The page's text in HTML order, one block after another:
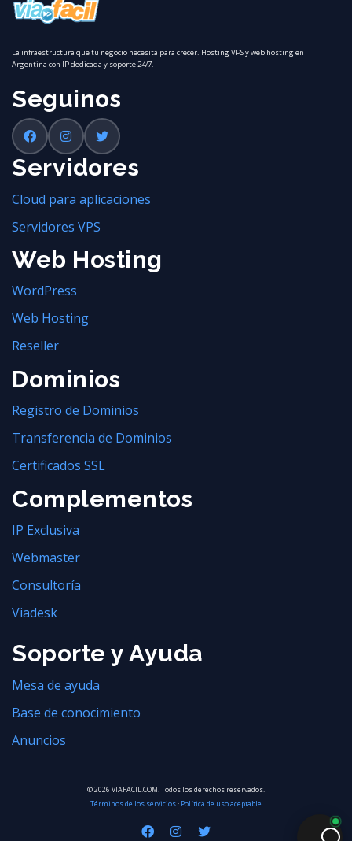
La infraestructura que tu negocio necesita para crecer. Hosting VPS y web hosting en
Argentina con IP dedicada y soporte 24/7.
Seguinos
Servidores
Cloud para aplicaciones
Servidores VPS
Web Hosting
WordPress
Web Hosting
Reseller
Dominios
Registro de Dominios
Transferencia de Dominios
Certificados SSL
Complementos
IP Exclusiva
Webmaster
Consultoría
Viadesk
Soporte y Ayuda
Mesa de ayuda
Base de conocimiento
Anuncios
© 2026 VIAFACIL.COM. Todos los derechos reservados.
Términos de los servicios· Política de uso aceptable